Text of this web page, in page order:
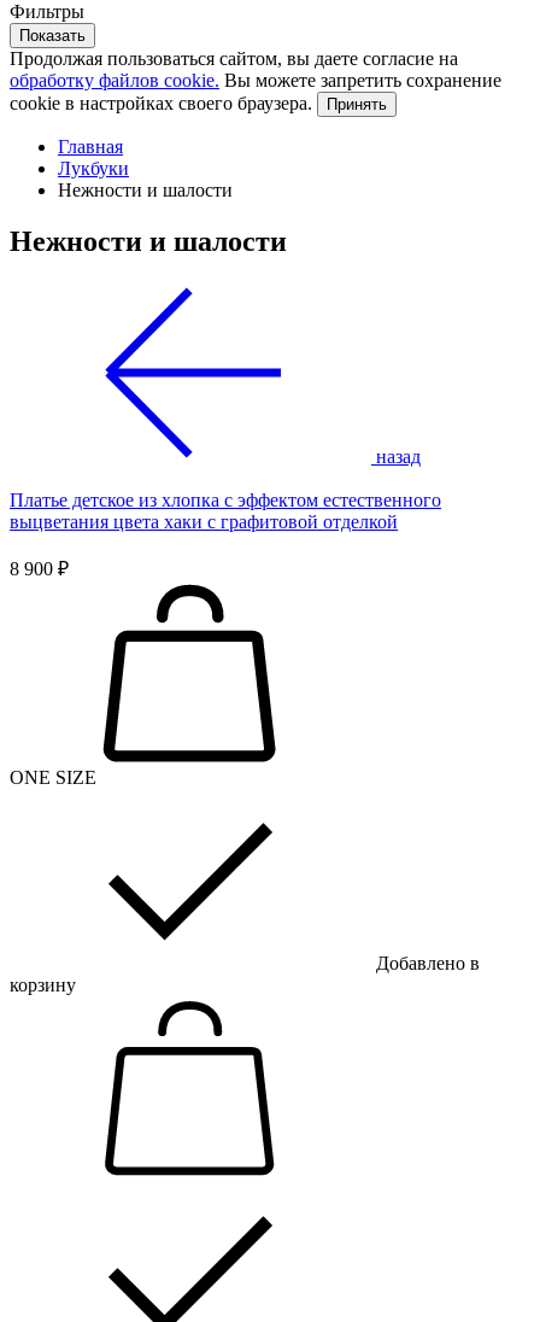
Фильтры
Показать
Продолжая пользоваться сайтом, вы даете согласие на
обработку файлов cookie. Вы можете запретить сохранение
cookie в настройках своего браузера.
Принять
Главная
Лукбуки
Нежности и шалости
Нежности и шалости
назад
Платье детское из хлопка с эффектом естественного
выцветания цвета хаки с графитовой отделкой
8 900 ₽
ONE SIZE
Добавлено в
корзину